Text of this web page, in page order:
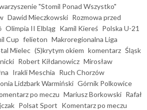
"Stomil Ponad Wszystko"
Dawid Mieczkowski Rozmowa przed
Olimpia II Elbląg Kamil Kiereś Polska U-21
Cup felieton Makroregionalna Liga
Mielec (S)krytym okiem komentarz Śląsk
Robert Kiłdanowicz Mirosław
Irakli Meschia Ruch Chorzów
Lidzbark Warmiński Górnik Polkowice
po meczu Mariusz Borkowski Rafał
Polsat Sport Komentarz po meczu